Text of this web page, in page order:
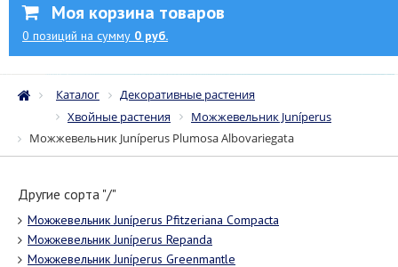
Моя корзина товаров
0 позиций на сумму 0 руб.
Каталог
Декоративные растения
Хвойные растения
Можжевельник Juníperus
Можжевельник Juníperus Plumosa Albovariegata
Другие сорта "/"
Можжевельник Juníperus Pfitzeriana Compacta
Можжевельник Juníperus Repanda
Можжевельник Juníperus Greenmantle